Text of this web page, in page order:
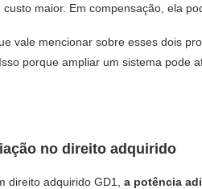
custo maior. Em compensação, ela
vale mencionar sobre esses dois
Isso porque ampliar um sistema pode
no direito adquirido
direito adquirido GD1, a potência